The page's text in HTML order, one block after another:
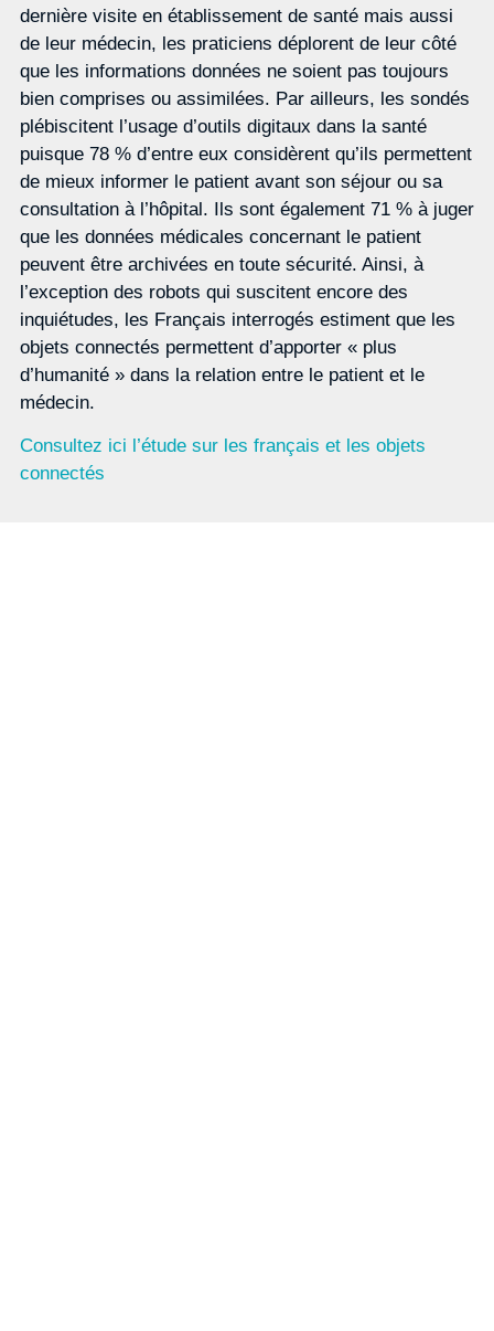
dernière visite en établissement de santé mais aussi
de leur médecin, les praticiens déplorent de leur côté
que les informations données ne soient pas toujours
bien comprises ou assimilées. Par ailleurs, les sondés
plébiscitent l’usage d’outils digitaux dans la santé
puisque 78 % d’entre eux considèrent qu’ils permettent
de mieux informer le patient avant son séjour ou sa
consultation à l’hôpital. Ils sont également 71 % à juger
que les données médicales concernant le patient
peuvent être archivées en toute sécurité. Ainsi, à
l’exception des robots qui suscitent encore des
inquiétudes, les Français interrogés estiment que les
objets connectés permettent d’apporter « plus
d’humanité » dans la relation entre le patient et le
médecin.
Consultez ici l’étude sur les français et les objets
connectés